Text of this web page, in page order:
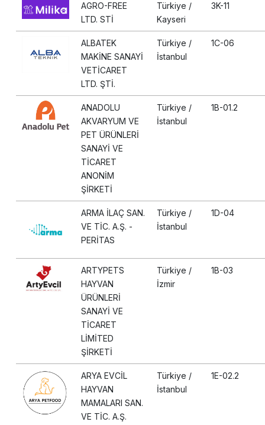
AGRO-FREE
LTD. STİ
Türkiye /
Kayseri
3K-11
ALBATEK
MAKİNE SANAYİ
VETİCARET
LTD. ŞTİ.
Türkiye /
İstanbul
1C-06
ANADOLU
AKVARYUM VE
PET ÜRÜNLERİ
SANAYİ VE
TİCARET
ANONİM
ŞİRKETİ
Türkiye /
İstanbul
1B-01.2
ARMA İLAÇ SAN.
VE TİC. A.Ş. -
PERİTAS
Türkiye /
İstanbul
1D-04
ARTYPETS
HAYVAN
ÜRÜNLERİ
SANAYİ VE
TİCARET
LİMİTED
ŞİRKETİ
Türkiye /
İzmir
1B-03
ARYA EVCİL
HAYVAN
MAMALARI SAN.
VE TİC. A.Ş.
Türkiye /
İstanbul
1E-02.2